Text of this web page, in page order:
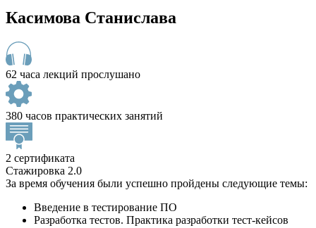
Касимова Станислава
62 часа лекций прослушано
380 часов практических занятий
2 сертификата
Стажировка 2.0
За время обучения были успешно пройдены следующие темы:
Введение в тестирование ПО
Разработка тестов. Практика разработки тест-кейсов